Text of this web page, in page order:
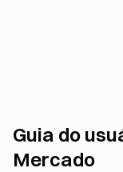
Guia do
Mercado